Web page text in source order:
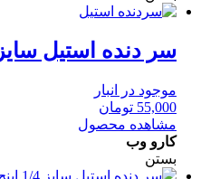
سر دنده استیل سایز 3/4 اینچ
موجود در انبار
55,000 تومان
مشاهده محصول
کارو وب
بستن